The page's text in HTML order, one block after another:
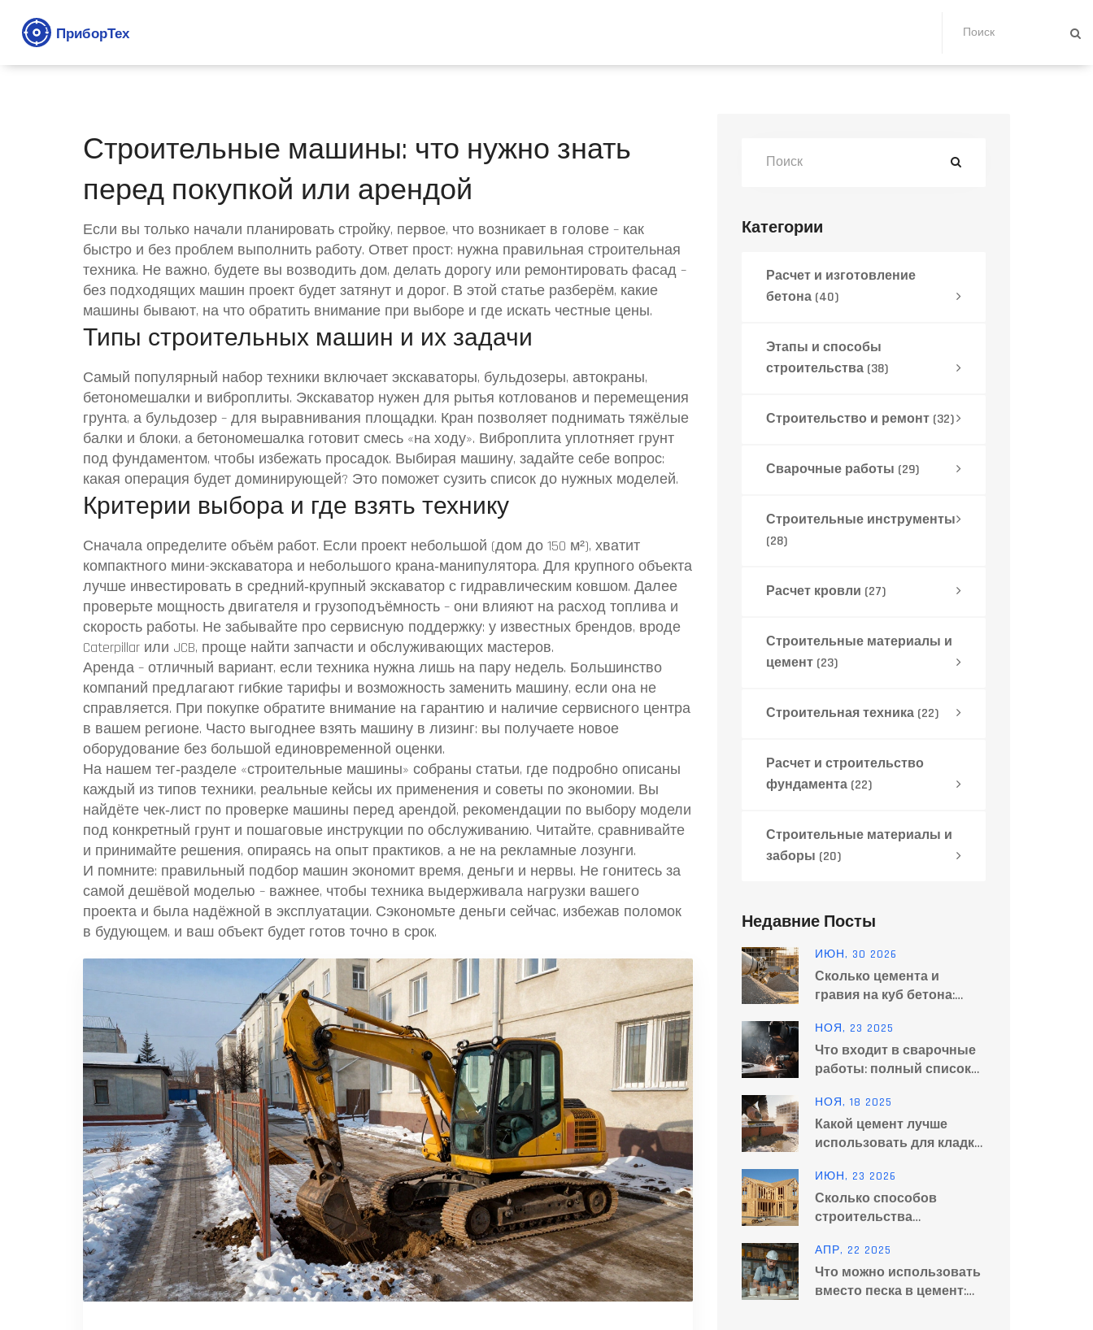
Строительные машины: что нужно знать
перед покупкой или арендой
Если вы только начали планировать стройку, первое, что возникает в голове – как
быстро и без проблем выполнить работу. Ответ прост: нужна правильная строительная
техника. Не важно, будете вы возводить дом, делать дорогу или ремонтировать фасад –
без подходящих машин проект будет затянут и дорог. В этой статье разберём, какие
машины бывают, на что обратить внимание при выборе и где искать честные цены.
Типы строительных машин и их задачи
Самый популярный набор техники включает экскаваторы, бульдозеры, автокраны,
бетономешалки и виброплиты. Экскаватор нужен для рытья котлованов и перемещения
грунта, а бульдозер – для выравнивания площадки. Кран позволяет поднимать тяжёлые
балки и блоки, а бетономешалка готовит смесь «на ходу». Виброплита уплотняет грунт
под фундаментом, чтобы избежать просадок. Выбирая машину, задайте себе вопрос:
какая операция будет доминирующей? Это поможет сузить список до нужных моделей.
Критерии выбора и где взять технику
Сначала определите объём работ. Если проект небольшой (дом до 150 м²), хватит
компактного мини-экскаватора и небольшого крана‑манипулятора. Для крупного объекта
лучше инвестировать в средний‑крупный экскаватор с гидравлическим ковшом. Далее
проверьте мощность двигателя и грузоподъёмность – они влияют на расход топлива и
скорость работы. Не забывайте про сервисную поддержку: у известных брендов, вроде
Caterpillar или JCB, проще найти запчасти и обслуживающих мастеров.
Аренда – отличный вариант, если техника нужна лишь на пару недель. Большинство
компаний предлагают гибкие тарифы и возможность заменить машину, если она не
справляется. При покупке обратите внимание на гарантию и наличие сервисного центра
в вашем регионе. Часто выгоднее взять машину в лизинг: вы получаете новое
оборудование без большой единовременной оценки.
На нашем тег‑разделе «строительные машины» собраны статьи, где подробно описаны
каждый из типов техники, реальные кейсы их применения и советы по экономии. Вы
найдёте чек‑лист по проверке машины перед арендой, рекомендации по выбору модели
под конкретный грунт и пошаговые инструкции по обслуживанию. Читайте, сравнивайте
и принимайте решения, опираясь на опыт практиков, а не на рекламные лозунги.
И помните: правильный подбор машин экономит время, деньги и нервы. Не гонитесь за
самой дешёвой моделью – важнее, чтобы техника выдерживала нагрузки вашего
проекта и была надёжной в эксплуатации. Сэкономьте деньги сейчас, избежав поломок
в будующем, и ваш объект будет готов точно в срок.
Категории
Расчет и изготовление
бетона (40)
Этапы и способы
строительства (38)
Строительство и ремонт (32)
Сварочные работы (29)
Строительные инструменты
(28)
Расчет кровли (27)
Строительные материалы и
цемент (23)
Строительная техника (22)
Расчет и строительство
фундамента (22)
Строительные материалы и
заборы (20)
Недавние Посты
ИЮН, 30 2026
Сколько цемента и
гравия на куб бетона:
НОЯ, 23 2025
Что входит в сварочные
работы: полный список
НОЯ, 18 2025
Какой цемент лучше
использовать для кладки
составу и условиям
работы
ИЮН, 23 2026
Сколько способов
строительства
технологиям возведения
домов в 2026 году
АПР, 22 2025
Что можно использовать
вместо песка в цемент: